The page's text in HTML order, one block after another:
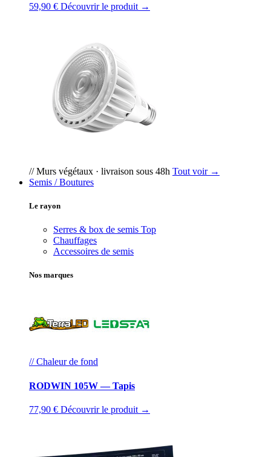
59,90 € Découvrir le produit →
// Murs végétaux · livraison sous 48h Tout voir →
Semis / Boutures
Le rayon
Serres & box de semis Top
Chauffages
Accessoires de semis
Nos marques
// Chaleur de fond
RODWIN 105W — Tapis
77,90 € Découvrir le produit →